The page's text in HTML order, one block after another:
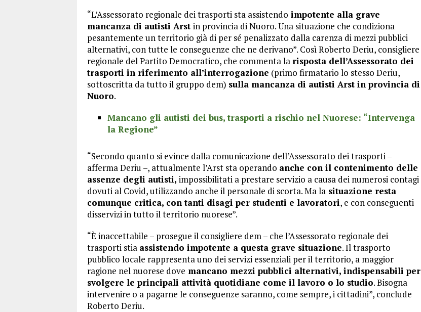
“L’Assessorato regionale dei trasporti sta assistendo impotente alla grave
mancanza di autisti Arst in provincia di Nuoro. Una situazione che condiziona
pesantemente un territorio già di per sé penalizzato dalla carenza di mezzi pubblici
alternativi, con tutte le conseguenze che ne derivano”. Così Roberto Deriu, consigliere
regionale del Partito Democratico, che commenta la risposta dell’Assessorato dei
trasporti in riferimento all’interrogazione (primo firmatario lo stesso Deriu,
sottoscritta da tutto il gruppo dem) sulla mancanza di autisti Arst in provincia di
Nuoro.
Mancano gli autisti dei bus, trasporti a rischio nel Nuorese: “Intervenga
la Regione”
“Secondo quanto si evince dalla comunicazione dell’Assessorato dei trasporti –
afferma Deriu –, attualmente l’Arst sta operando anche con il contenimento delle
assenze degli autisti, impossibilitati a prestare servizio a causa dei numerosi contagi
dovuti al Covid, utilizzando anche il personale di scorta. Ma la situazione resta
comunque critica, con tanti disagi per studenti e lavoratori, e con conseguenti
disservizi in tutto il territorio nuorese”.
“È inaccettabile – prosegue il consigliere dem – che l’Assessorato regionale dei
trasporti stia assistendo impotente a questa grave situazione. Il trasporto
pubblico locale rappresenta uno dei servizi essenziali per il territorio, a maggior
ragione nel nuorese dove mancano mezzi pubblici alternativi, indispensabili per
svolgere le principali attività quotidiane come il lavoro o lo studio. Bisogna
intervenire o a pagarne le conseguenze saranno, come sempre, i cittadini”, conclude
Roberto Deriu.